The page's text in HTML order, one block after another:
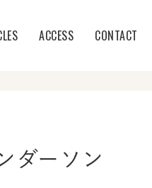
ACCESS CONTACT
ダーソン